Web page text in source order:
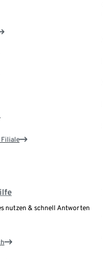
nutzen & schnell Antworten